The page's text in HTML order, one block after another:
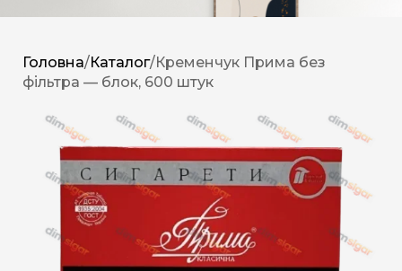
Головна/Каталог/Кременчук Прима без
фільтра — блок, 600 штук